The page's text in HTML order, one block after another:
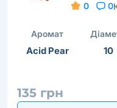
0 0
Аромат
Acid Pear 10
135 грн